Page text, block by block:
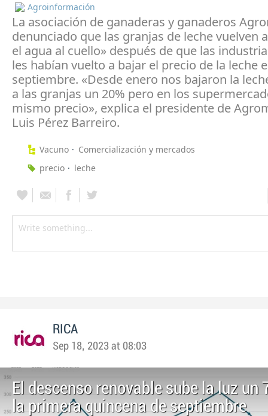
Agroinformación
La asociación de ganaderas y ganaderos
denunciado que las granjas de leche vuelven
el agua al cuello» después de que las
les habían vuelto a bajar el precio de la leche
septiembre. «Desde enero nos bajaron la
a las granjas un 20% pero en los
mismo precio», explica el presidente de
Luis Pérez Barreiro.
Vacuno
Comercialización y mercados
precio
leche
RICA
Sep 18, 2023 at 08:03
El descenso renovable sube la luz un
la primera quincena de septiembre